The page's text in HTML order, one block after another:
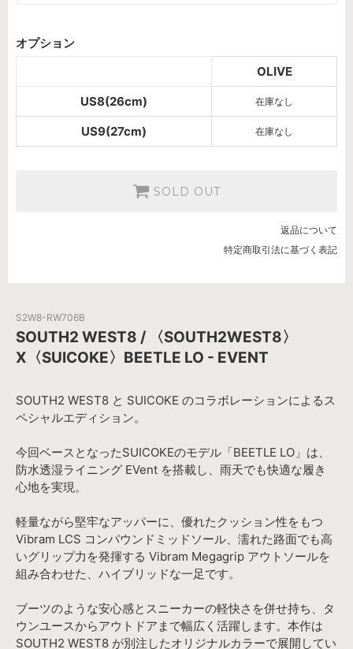
オプション
OLIVE
US8(26cm)
在庫なし
US9(27cm) 在庫なし
SOLD OUT
返品について
特定商取引法に基づく表記
S2W8-RW706B
SOUTH2 WEST8 / 〈SOUTH2WEST8〉
X〈SUICOKE〉BEETLE LO - EVENT
SOUTH2 WEST8 と SUICOKE のコラボレーションによるス
ペシャルエディション。
今回ベースとなったSUICOKEのモデル「BEETLE LO」は、
防水透湿ライニング EVent を搭載し、雨天でも快適な履き
心地を実現。
軽量ながら堅牢なアッパーに、優れたクッション性をもつ
Vibram LCS コンパウンドミッドソール、濡れた路面でも高
いグリップ力を発揮する Vibram Megagrip アウトソールを
組み合わせた、ハイブリッドな一足です。
ブーツのような安心感とスニーカーの軽快さを併せ持ち、タ
ウンユースからアウトドアまで幅広く活躍します。本作は
SOUTH2 WEST8 が別注したオリジナルカラーで展開してい